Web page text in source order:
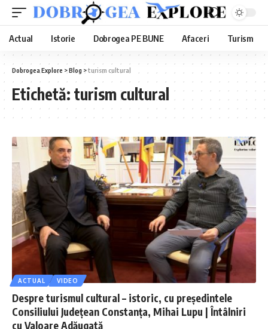
Actual Istorie Dobrogea PE BUNE Afaceri Turism
Dobrogea Explore >Blog >turism cultural
Etichetă: turism cultural
ACTUAL VIDEO
Despre turismul cultural – istoric, cu președintele
Consiliului Județean Constanța, Mihai Lupu | Întâlniri
cu Valoare Adăugată